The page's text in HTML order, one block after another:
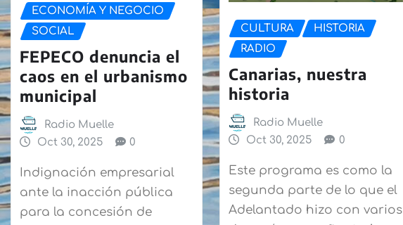
ECONOMÍA Y NEGOCIO
SOCIAL
FEPECO denuncia el
caos en el urbanismo
municipal
Radio Muelle
Oct 30, 2025
0
Indignación empresarial
ante la inacción pública
para la concesión de
CULTURA
HISTORIA
RADIO
Canarias, nuestra
historia
Radio Muelle
Oct 30, 2025
0
Este programa es como la
segunda parte de lo que el
Adelantado hizo con varios